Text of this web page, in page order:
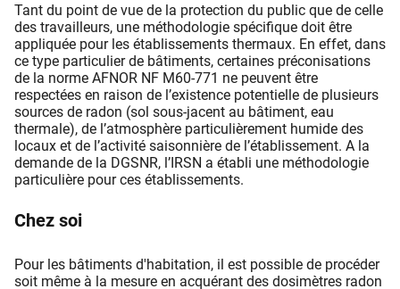
Tant du point de vue de la protection du public que de celle
des travailleurs, une méthodologie spécifique doit être
appliquée pour les établissements thermaux. En effet, dans
ce type particulier de bâtiments, certaines préconisations
de la norme AFNOR NF M60-771 ne peuvent être
respectées en raison de l’existence potentielle de plusieurs
sources de radon (sol sous-jacent au bâtiment, eau
thermale), de l’atmosphère particulièrement humide des
locaux et de l’activité saisonnière de l’établissement. A la
demande de la DGSNR, l’IRSN a établi une méthodologie
particulière pour ces établissements.
Chez soi
Pour les bâtiments d'habitation, il est possible de procéder
soit même à la mesure en acquérant des dosimètres radon